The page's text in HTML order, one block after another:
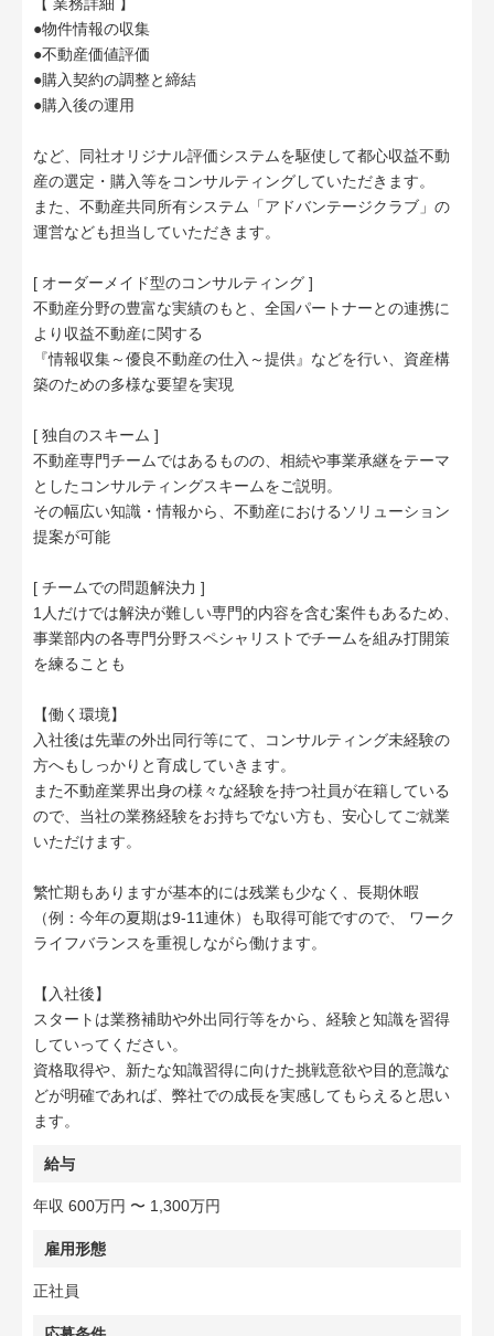
●物件情報の収集
●不動産価値評価
●購入契約の調整と締結
●購入後の運用
など、同社オリジナル評価システムを駆使して都心収益不動
産の選定・購入等をコンサルティングしていただきます。
また、不動産共同所有システム「アドバンテージクラブ」の
運営なども担当していただきます。
[ オーダーメイド型のコンサルティング ]
不動産分野の豊富な実績のもと、全国パートナーとの連携に
より収益不動産に関する
『情報収集～優良不動産の仕入～提供』などを行い、資産構
築のための多様な要望を実現
[ 独自のスキーム ]
不動産専門チームではあるものの、相続や事業承継をテーマ
としたコンサルティングスキームをご説明。
その幅広い知識・情報から、不動産におけるソリューション
提案が可能
[ チームでの問題解決力 ]
1人だけでは解決が難しい専門的内容を含む案件もあるため、
事業部内の各専門分野スペシャリストでチームを組み打開策
を練ることも
【働く環境】
入社後は先輩の外出同行等にて、コンサルティング未経験の
方へもしっかりと育成していきます。
また不動産業界出身の様々な経験を持つ社員が在籍している
ので、当社の業務経験をお持ちでない方も、安心してご就業
いただけます。
繁忙期もありますが基本的には残業も少なく、長期休暇
（例：今年の夏期は9-11連休）も取得可能ですので、 ワーク
ライフバランスを重視しながら働けます。
【入社後】
スタートは業務補助や外出同行等をから、経験と知識を習得
していってください。
資格取得や、新たな知識習得に向けた挑戦意欲や目的意識な
どが明確であれば、弊社での成長を実感してもらえると思い
ます。
給与
年収 600万円 〜 1,300万円
雇用形態
正社員